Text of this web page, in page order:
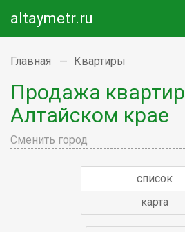
altaymetr.ru
Главная Квартиры
Продажа
Алтайском крае
Сменить город
список
карта